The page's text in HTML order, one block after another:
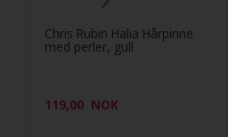
Chris Rubin Halia Hårpinne
med perler, gull
119,00 NOK